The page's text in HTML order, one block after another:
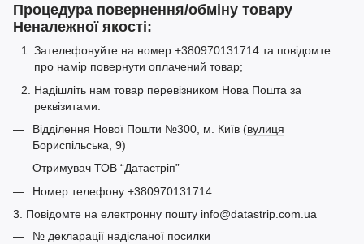
Процедура повернення/обміну товару
Неналежної якості:
Зателефонуйте на номер +380970131714 та повідомте
про намір повернути оплачений товар;
Надішліть нам товар перевізником Нова Пошта за
реквізитами:
Відділення Нової Пошти №300, м. Київ (вулиця
Бориспільська, 9)
Отримувач ТОВ “Датастріп”
Номер телефону +380970131714
3. Повідомте на електронну пошту info@datastrip.com.ua
№ декларації надісланої посилки